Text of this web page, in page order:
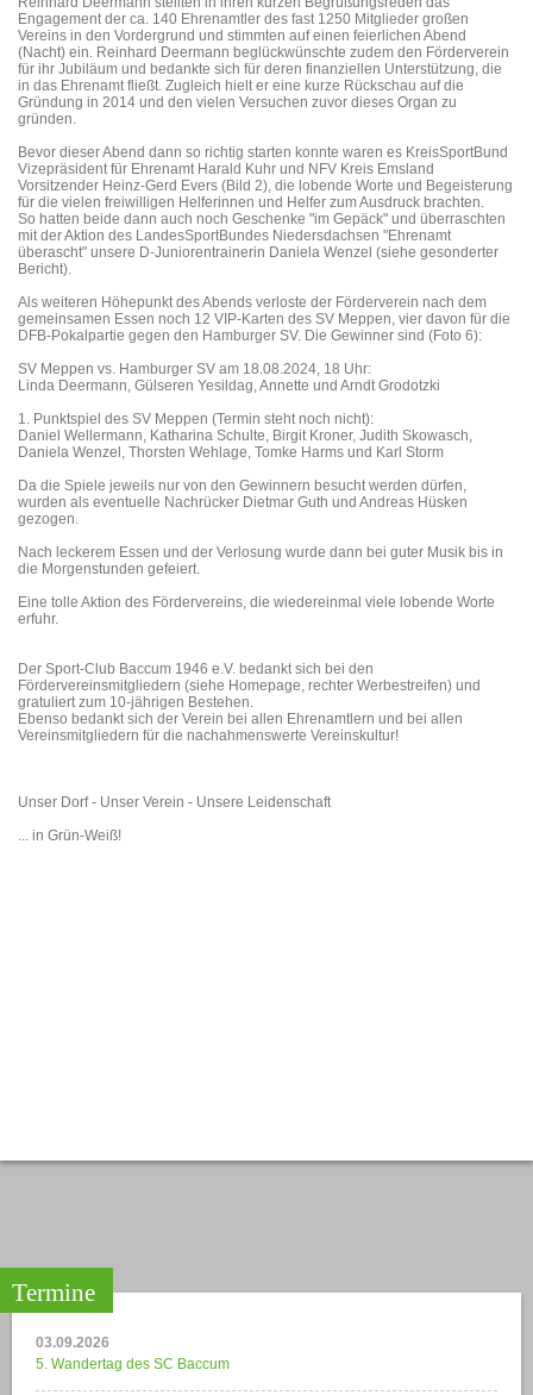
Engagement der ca. 140 Ehrenamtler des fast 1250 Mitglieder großen
Vereins in den Vordergrund und stimmten auf einen feierlichen Abend
(Nacht) ein. Reinhard Deermann beglückwünschte zudem den Förderverein
für ihr Jubiläum und bedankte sich für deren finanziellen Unterstützung, die
in das Ehrenamt fließt. Zugleich hielt er eine kurze Rückschau auf die
Gründung in 2014 und den vielen Versuchen zuvor dieses Organ zu
gründen.
Bevor dieser Abend dann so richtig starten konnte waren es KreisSportBund
Vizepräsident für Ehrenamt Harald Kuhr und NFV Kreis Emsland
Vorsitzender Heinz-Gerd Evers (Bild 2), die lobende Worte und Begeisterung
für die vielen freiwilligen Helferinnen und Helfer zum Ausdruck brachten.
So hatten beide dann auch noch Geschenke "im Gepäck" und überraschten
mit der Aktion des LandesSportBundes Niedersdachsen "Ehrenamt
überascht" unsere D-Juniorentrainerin Daniela Wenzel (siehe gesonderter
Bericht).
Als weiteren Höhepunkt des Abends verloste der Förderverein nach dem
gemeinsamen Essen noch 12 VIP-Karten des SV Meppen, vier davon für die
DFB-Pokalpartie gegen den Hamburger SV. Die Gewinner sind (Foto 6):
SV Meppen vs. Hamburger SV am 18.08.2024, 18 Uhr:
Linda Deermann, Gülseren Yesildag, Annette und Arndt Grodotzki
1. Punktspiel des SV Meppen (Termin steht noch nicht):
Daniel Wellermann, Katharina Schulte, Birgit Kroner, Judith Skowasch,
Daniela Wenzel, Thorsten Wehlage, Tomke Harms und Karl Storm
Da die Spiele jeweils nur von den Gewinnern besucht werden dürfen,
wurden als eventuelle Nachrücker Dietmar Guth und Andreas Hüsken
gezogen.
Nach leckerem Essen und der Verlosung wurde dann bei guter Musik bis in
die Morgenstunden gefeiert.
Eine tolle Aktion des Fördervereins, die wiedereinmal viele lobende Worte
erfuhr.
Der Sport-Club Baccum 1946 e.V. bedankt sich bei den
Fördervereinsmitgliedern (siehe Homepage, rechter Werbestreifen) und
gratuliert zum 10-jährigen Bestehen.
Ebenso bedankt sich der Verein bei allen Ehrenamtlern und bei allen
Vereinsmitgliedern für die nachahmenswerte Vereinskultur!
Unser Dorf - Unser Verein - Unsere Leidenschaft
... in Grün-Weiß!
Termine
03.09.2026
5. Wandertag des SC Baccum